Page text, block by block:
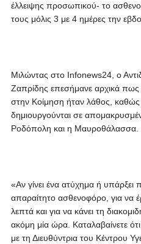
έλλειψης προσωπικού- το
τους μόλις 3 με 4 ημέρες την
Μιλώντας στο Infonews24, ο
Ζαπρίδης επεσήμανε αρχικά
στην Κοίμηση ήταν λάθος, καθώς
δημιουργούνται σε
Ροδόπολη και η Μαυροθάλασσα.
«Αν γίνει ένα ατύχημα ή υπάρξει
απαραίτητο ασθενοφόρο, για να
λεπτά και για να κάνει τη
ακόμη μία ώρα. Καταλαβαίνετε
με τη Διευθύντρια του Κέντρου